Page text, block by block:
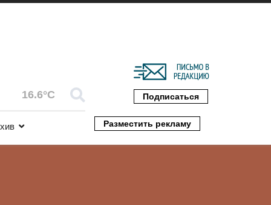
16.6°C Подписаться
Разместить рекламу